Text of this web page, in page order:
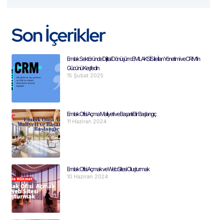
Son İçerikler
Emlak Sektöründe Dijital Dönüşüm: EMLAKSİS ile İlan Yönetimi ve CRM’in
Gücünü Keşfedin
15 Şubat 2025
Emlak Ofisi Açma Maliyeti ve Başarılı Bir Başlangıç
11 Haziran 2024
Emlak Ofisi Açmak ve Web Sitesi Oluşturmak
10 Haziran 2024